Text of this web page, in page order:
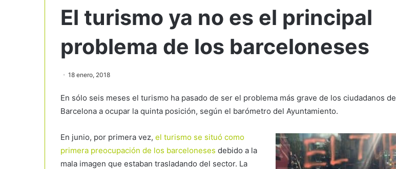
El turismo ya no es el principal
problema de los barceloneses
18 enero, 2018
En sólo seis meses el turismo ha pasado de ser el problema más grave de los ciudadanos de
Barcelona a ocupar la quinta posición, según el barómetro del Ayuntamiento.
En junio, por primera vez, el turismo se situó como
primera preocupación de los barceloneses debido a la
mala imagen que estaban trasladando del sector. La